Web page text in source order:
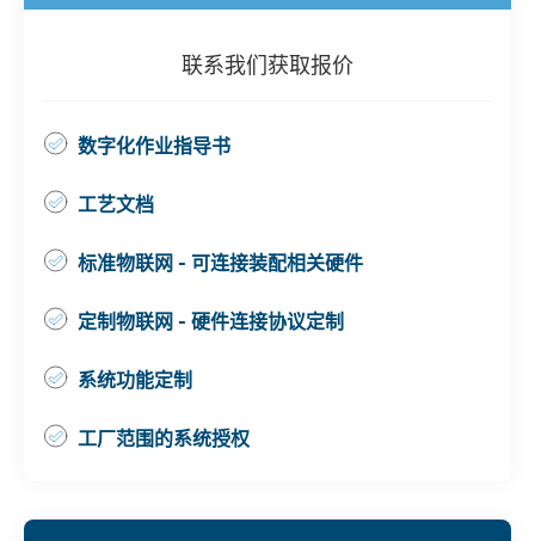
联系我们获取报价
数字化作业指导书
工艺文档
标准物联网 - 可连接装配相关硬件
定制物联网 - 硬件连接协议定制
系统功能定制
工厂范围的系统授权